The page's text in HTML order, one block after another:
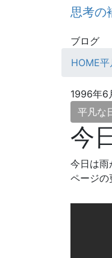
思考の
ブログ
HOME平
1996年6
平凡な
今
今日は雨
ページの